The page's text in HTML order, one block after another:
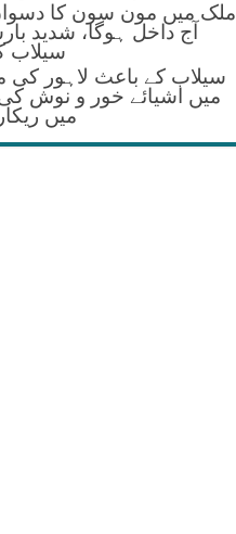
ملک میں مون سون کا
آج داخل ہوگا، شدید
سیلاب
سیلاب کے باعث لاہور کی
میں اشیائے خور و نوش
میں